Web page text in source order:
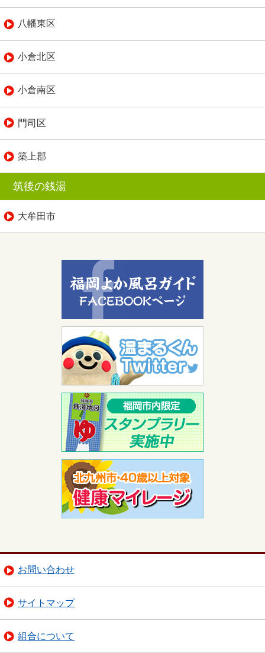
八幡東区
小倉北区
小倉南区
門司区
築上郡
筑後の銭湯
大牟田市
お問い合わせ
サイトマップ
組合について